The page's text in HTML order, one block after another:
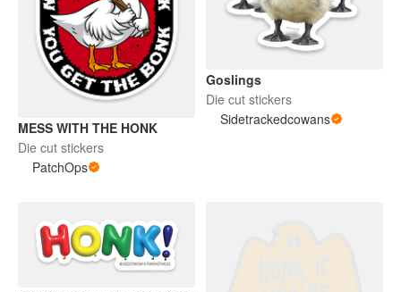
MESS WITH THE HONK
Die cut stickers
PatchOps
Goslings
Die cut stickers
Sidetrackedcowans